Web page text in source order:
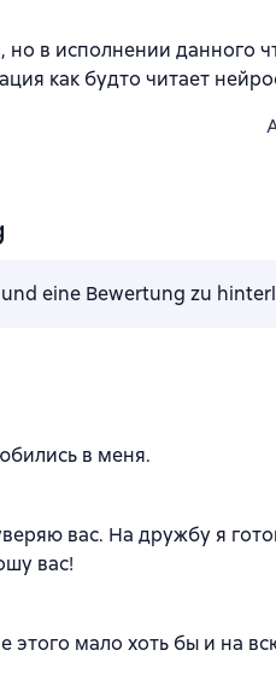
в исполнении данного
как будто читает
eine Bewertung zu
в меня.
вас. На дружбу я
вас!
этого мало хоть бы и на